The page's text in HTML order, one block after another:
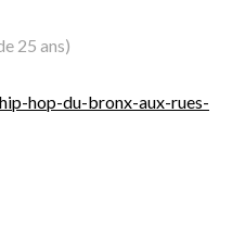
25 ans)
hop-du-bronx-aux-rues-